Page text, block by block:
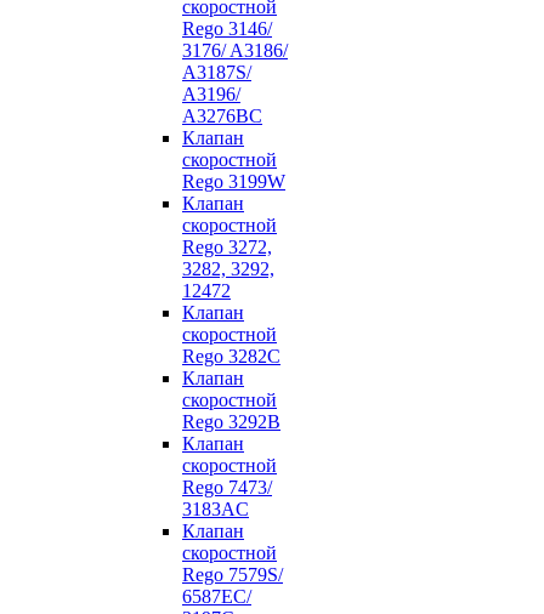
скоростной
Rego 3146/
3176/ A3186/
A3187S/
A3196/
A3276BC
Клапан
скоростной
Rego 3199W
Клапан
скоростной
Rego 3272,
3282, 3292,
12472
Клапан
скоростной
Rego 3282C
Клапан
скоростной
Rego 3292B
Клапан
скоростной
Rego 7473/
3183AC
Клапан
скоростной
Rego 7579S/
6587EC/